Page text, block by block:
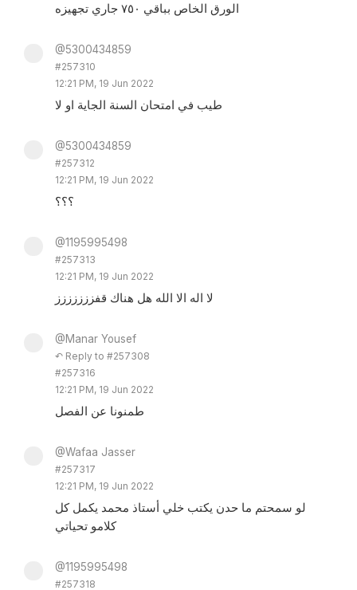
الورق الخاص بباقي ٧٥٠ جاري تجهيزه
@5300434859
#257310
12:21 PM, 19 Jun 2022
طيب في امتحان السنة الجاية او لا
@5300434859
#257312
12:21 PM, 19 Jun 2022
؟؟؟
@1195995498
#257313
12:21 PM, 19 Jun 2022
لا اله الا الله هل هناك قفززززززز
@Manar Yousef
↶ Reply to #257308
#257316
12:21 PM, 19 Jun 2022
طمنونا عن الفصل
@Wafaa Jasser
#257317
12:21 PM, 19 Jun 2022
لو سمحتم ما حدن يكتب خلي أستاذ محمد يكمل كل
كلامو تحياتي
@1195995498
#257318